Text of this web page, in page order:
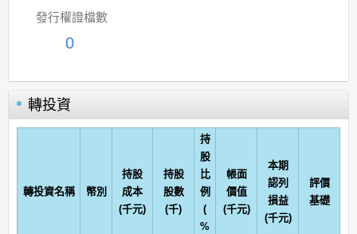
發行權證檔數
0
轉投資
轉投資名稱 幣別
持股
成本
(千元)
持股
股數
(千)
持
股
比
例
(
%
帳面
價值
(千元)
本期
認列
損益
(千元)
評價
基礎